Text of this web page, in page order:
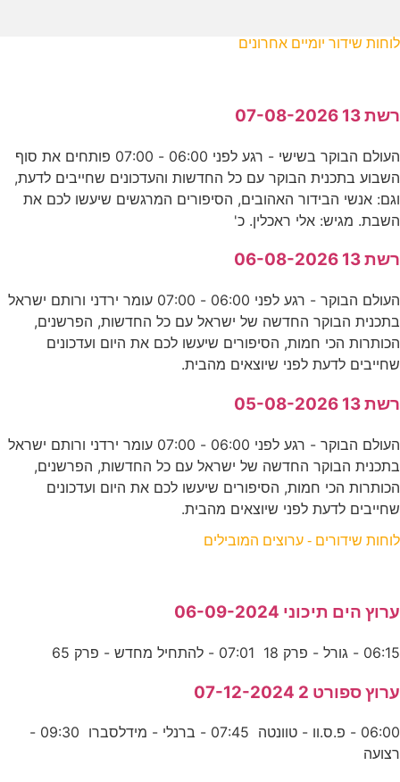
לוחות שידור יומיים אחרונים
רשת 13 07-08-2026
העולם הבוקר בשישי - רגע לפני 06:00 - 07:00 פותחים את סוף
השבוע בתכנית הבוקר עם כל החדשות והעדכונים שחייבים לדעת,
וגם: אנשי הבידור האהובים, הסיפורים המרגשים שיעשו לכם את
השבת. מגיש: אלי ראכלין. כ'
רשת 13 06-08-2026
העולם הבוקר - רגע לפני 06:00 - 07:00 עומר ירדני ורותם ישראל
בתכנית הבוקר החדשה של ישראל עם כל החדשות, הפרשנים,
הכותרות הכי חמות, הסיפורים שיעשו לכם את היום ועדכונים
שחייבים לדעת לפני שיוצאים מהבית.
רשת 13 05-08-2026
העולם הבוקר - רגע לפני 06:00 - 07:00 עומר ירדני ורותם ישראל
בתכנית הבוקר החדשה של ישראל עם כל החדשות, הפרשנים,
הכותרות הכי חמות, הסיפורים שיעשו לכם את היום ועדכונים
שחייבים לדעת לפני שיוצאים מהבית.
לוחות שידורים - ערוצים המובילים
ערוץ הים תיכוני 06-09-2024
06:15 - גורל - פרק 18 07:01 - להתחיל מחדש - פרק 65
ערוץ ספורט 2 07-12-2024
06:00 - פ.ס.וו - טוונטה 07:45 - ברנלי - מידלסברו 09:30 -
רצועה